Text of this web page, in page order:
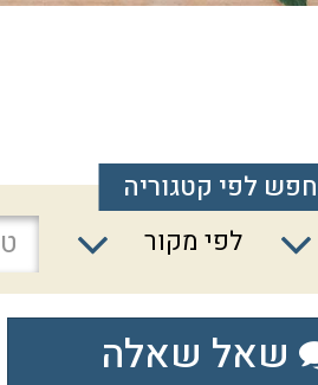
חפש לפי קטגוריה
לפי מקור
שאל שאלה